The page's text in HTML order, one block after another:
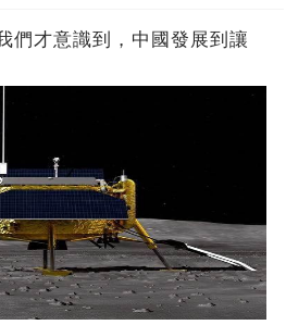
們才意識到，中國發展到讓